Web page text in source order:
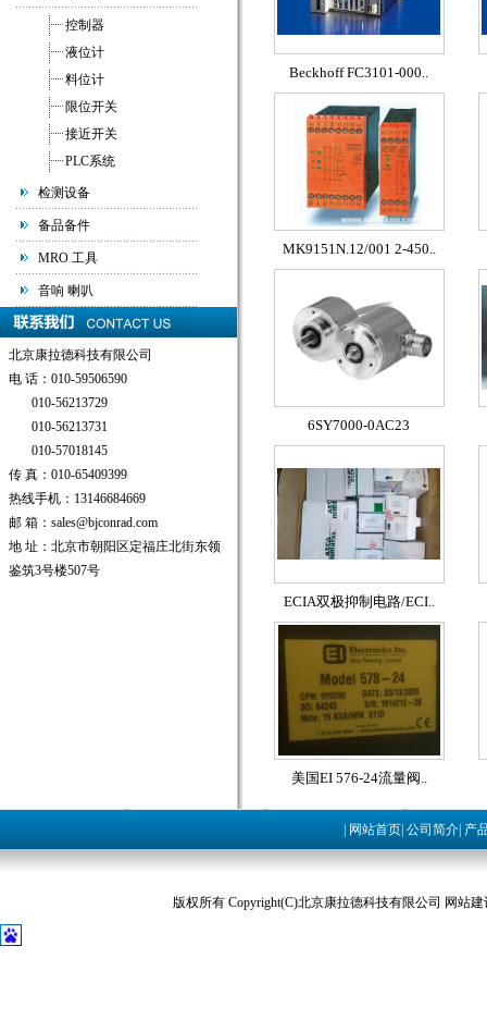
控制器
液位计
料位计
限位开关
接近开关
PLC系统
检测设备
备品备件
MRO 工具
音响 喇叭
北京康拉德科技有限公司
电 话：010-59506590
010-56213729
010-56213731
010-57018145
传 真：010-65409399
热线手机：13146684669
邮 箱：sales@bjconrad.com
地 址：北京市朝阳区定福庄北街东领
鉴筑3号楼507号
Beckhoff FC3101-000..
MK9151N.12/001 2-450..
6SY7000-0AC23
ECIA双极抑制电路/ECI..
美国EI 576-24流量阀..
网站首页| 公司简介| 产
版权所有 Copyright(C)北京康拉德科技有限公司 网站建